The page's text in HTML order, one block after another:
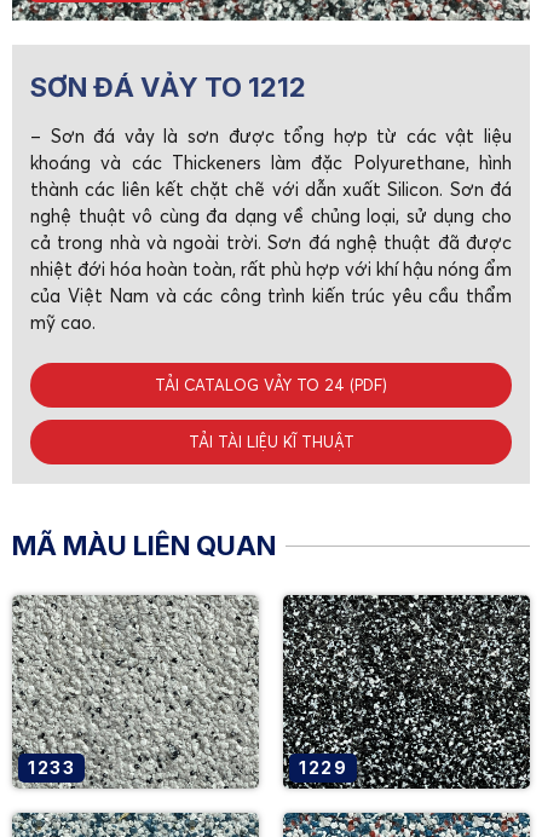
SƠN ĐÁ VẢY TO 1212
– Sơn đá vảy là sơn được tổng hợp từ các vật liệu
khoáng và các Thickeners làm đặc Polyurethane, hình
thành các liên kết chặt chẽ với dẫn xuất Silicon. Sơn đá
nghệ thuật vô cùng đa dạng về chủng loại, sử dụng cho
cả trong nhà và ngoài trời. Sơn đá nghệ thuật đã được
nhiệt đới hóa hoàn toàn, rất phù hợp với khí hậu nóng ẩm
của Việt Nam và các công trình kiến trúc yêu cầu thẩm
mỹ cao.
TẢI CATALOG VẢY TO 24 (PDF)
TẢI TÀI LIỆU KĨ THUẬT
MÃ MÀU LIÊN QUAN
1233 1229